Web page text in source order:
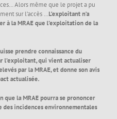
Alors même que le projet a pu
sur l’accès …L’exploitant n’a
à la MRAE que l’exploitation de la
prendre connaissance du
l’exploitant, qui vient actualiser
par la MRAE, et donne son avis
actualisée.
que la MRAE pourra se prononcer
des incidences environnementales